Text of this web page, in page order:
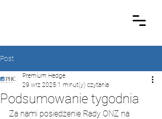
Post
Podsumowanie tygodnia
Premium Hedge
29 wrz 2025 1 minut(y) czytania
Za nami posiedzenie Rady ONZ na